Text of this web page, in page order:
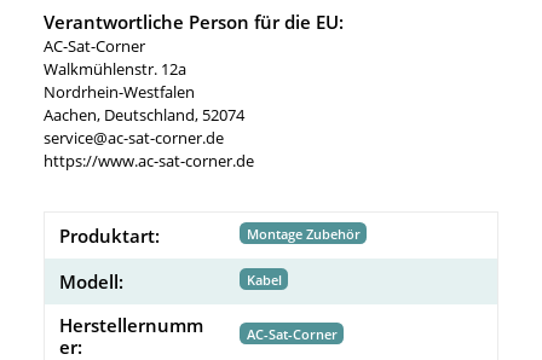
Verantwortliche Person für die EU:
AC-Sat-Corner
Walkmühlenstr. 12a
Nordrhein-Westfalen
Aachen, Deutschland, 52074
service@ac-sat-corner.de
https://www.ac-sat-corner.de
Produktart: Montage Zubehör
Modell: Kabel
Herstellernumm
er:
AC-Sat-Corner